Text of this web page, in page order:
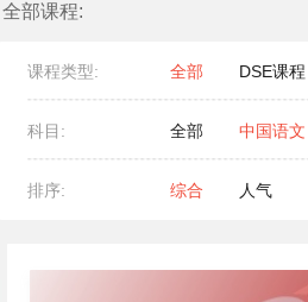
全部课程:
课程类型: 全部 DSE课程
科目: 全部 中国语文
排序: 综合 人气